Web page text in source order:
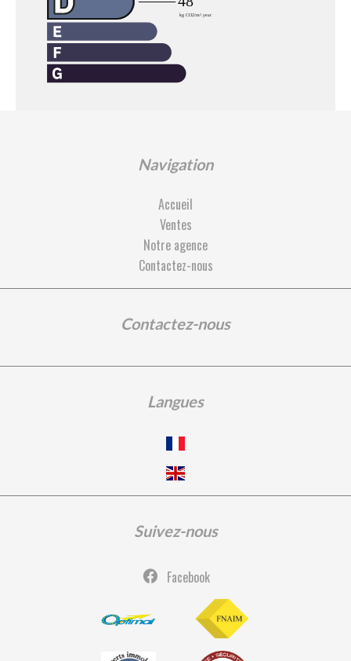
Navigation
Accueil
Ventes
Notre agence
Contactez-nous
Contactez-nous
Langues
Suivez-nous
Facebook